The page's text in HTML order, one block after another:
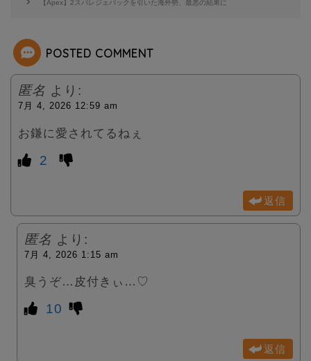
r
【Apex】2スパレジェパックを引いた海外勢、最悪の結果に
POSTED COMMENT
匿名 より:
7月 4, 2026 12:59 am
お鎌に愛されてるねぇ
2
返信
匿名 より:
7月 4, 2026 1:15 am
臭うぞ…皮付きぃ…♡
10
返信